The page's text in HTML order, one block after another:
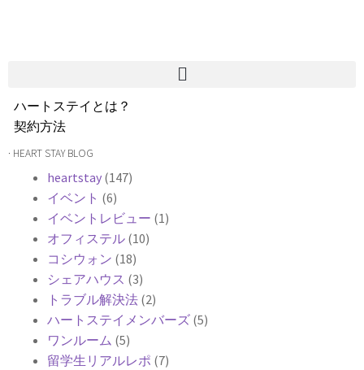
ハートステイとは？
契約方法
韓国不動産情報
よくある質問
Heartee
· HEART STAY BLOG
heartstay (147)
イベント (6)
イベントレビュー (1)
オフィステル (10)
コシウォン (18)
シェアハウス (3)
トラブル解決法 (2)
ハートステイメンバーズ (5)
ワンルーム (5)
留学生リアルレポ (7)